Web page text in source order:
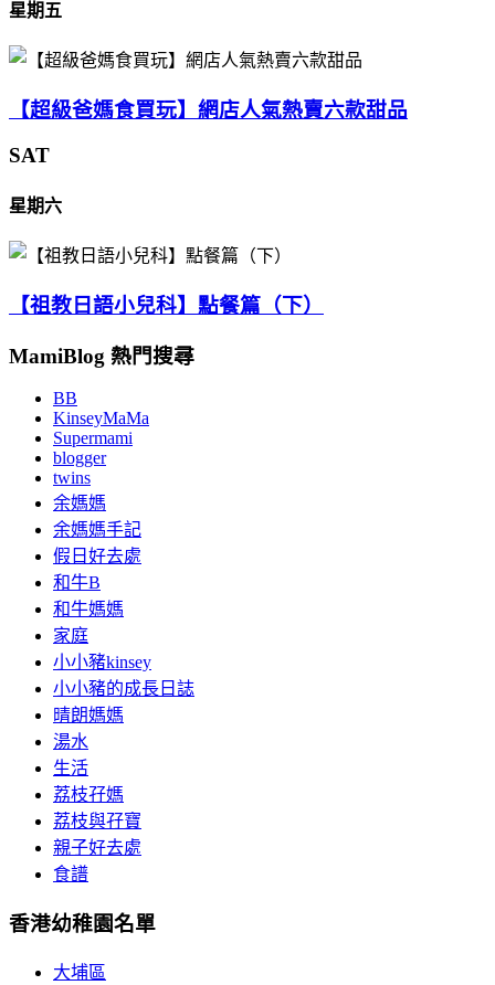
星期五
【超級爸媽食買玩】網店人氣熱賣六款甜品
SAT
星期六
【祖教日語小兒科】點餐篇（下）
MamiBlog 熱門搜尋
BB
KinseyMaMa
Supermami
blogger
twins
余媽媽
余媽媽手記
假日好去處
和牛B
和牛媽媽
家庭
小小豬kinsey
小小豬的成長日誌
晴朗媽媽
湯水
生活
荔枝孖媽
荔枝與孖寶
親子好去處
食譜
香港幼稚園名單
大埔區